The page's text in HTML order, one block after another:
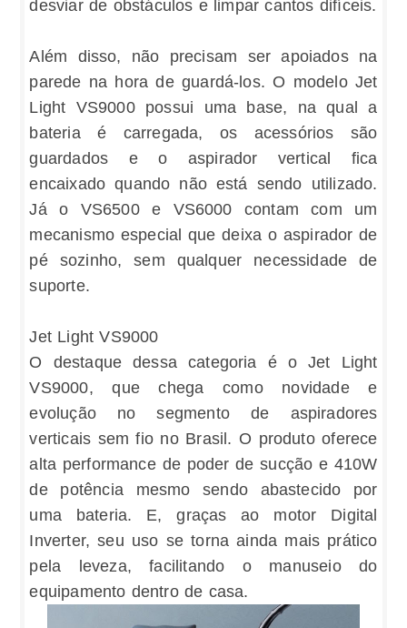
desviar de obstáculos e limpar cantos difíceis.
Além disso, não precisam ser apoiados na
parede na hora de guardá-los. O modelo Jet
Light VS9000 possui uma base, na qual a
bateria é carregada, os acessórios são
guardados e o aspirador vertical fica
encaixado quando não está sendo utilizado.
Já o VS6500 e VS6000 contam com um
mecanismo especial que deixa o aspirador de
pé sozinho, sem qualquer necessidade de
suporte.
Jet Light VS9000
O destaque dessa categoria é o Jet Light
VS9000, que chega como novidade e
evolução no segmento de aspiradores
verticais sem fio no Brasil. O produto oferece
alta performance de poder de sucção e 410W
de potência mesmo sendo abastecido por
uma bateria. E, graças ao motor Digital
Inverter, seu uso se torna ainda mais prático
pela leveza, facilitando o manuseio do
equipamento dentro de casa.